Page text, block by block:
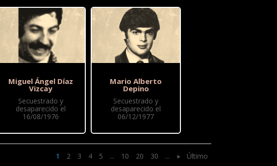
Miguel Ángel Díaz
Vizcay
Secuestrado y
desaparecido el
16/08/1976
Mario Alberto
Depino
Secuestrado y
desaparecido el
06/12/1977
1 2 3 4 5 ... 10 20 30 ... » Último